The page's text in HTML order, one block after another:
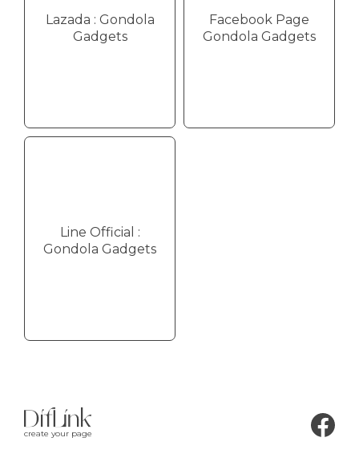
Lazada : Gondola
Gadgets
Facebook Page
Gondola Gadgets
Line Official :
Gondola Gadgets
create your page